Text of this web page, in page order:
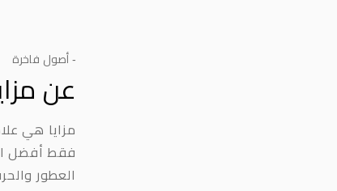
- أصول فاخرة
عن
مزايا هي
فقط أفضل
العطور